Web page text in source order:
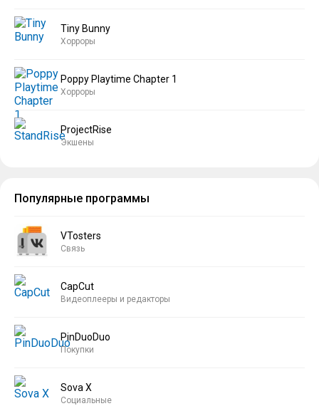
Tiny Bunny
Хорроры
Poppy Playtime Chapter 1
Хорроры
ProjectRise
Экшены
Популярные программы
VTosters
Связь
CapCut
Видеоплееры и редакторы
PinDuoDuo
Покупки
Sova X
Социальные